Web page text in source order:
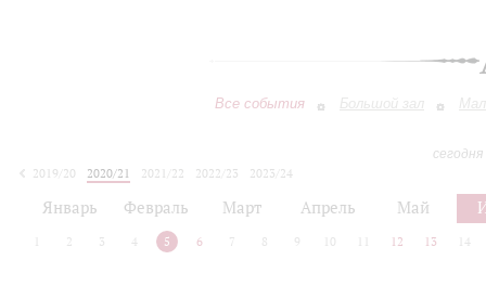
Все события Большой зал
2019/20
2020/21 2021/22 2022/23
2023/24
Январь Февраль Март Апрель Май
2 3 4 5 6 7 8 9 10 12 13 14